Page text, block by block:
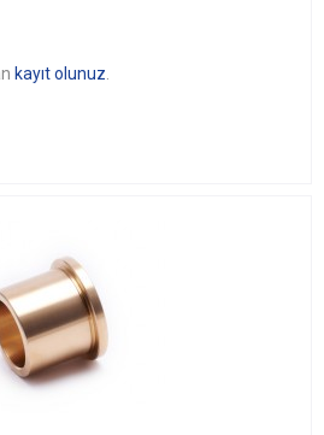
kayıt olunuz.